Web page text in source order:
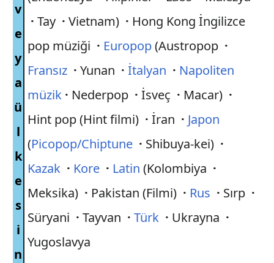
v
e
y
a
ü
l
k
e
s
i
n
· Tay · Vietnam) · Hong Kong İngilizce
pop müziği · Europop(Austropop ·
Fransız · Yunan · İtalyan · Napoliten
müzik · Nederpop · İsveç · Macar) ·
Hint pop (Hint filmi) · İran · Japon
(Picopop/Chiptune · Shibuya-kei) ·
Kazak · Kore · Latin (Kolombiya ·
Meksika) · Pakistan (Filmi) · Rus · Sırp ·
Süryani · Tayvan · Türk · Ukrayna ·
Yugoslavya